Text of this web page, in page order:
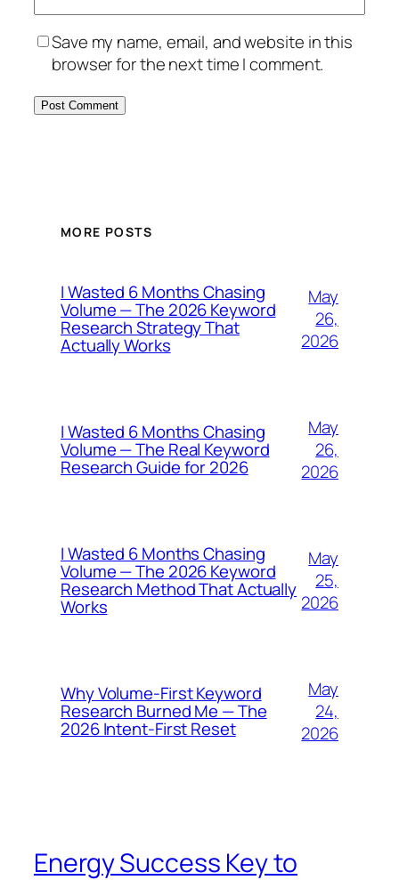
Save my name, email, and website in this
browser for the next time I comment.
MORE POSTS
I Wasted 6 Months Chasing
Volume — The 2026 Keyword
Research Strategy That
Actually Works
May
26,
2026
I Wasted 6 Months Chasing
Volume — The Real Keyword
Research Guide for 2026
May
26,
2026
I Wasted 6 Months Chasing
Volume — The 2026 Keyword
Research Method That Actually
Works
May
25,
2026
Why Volume-First Keyword
Research Burned Me — The
2026 Intent-First Reset
May
24,
2026
Energy Success Key to